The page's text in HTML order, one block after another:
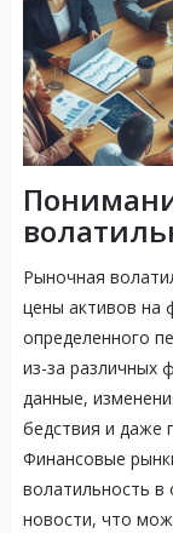
Рыночная
цены активов на
определенного
из-за различных
данные,
бедствия и даже
Финансовые
волатильность
новости, что